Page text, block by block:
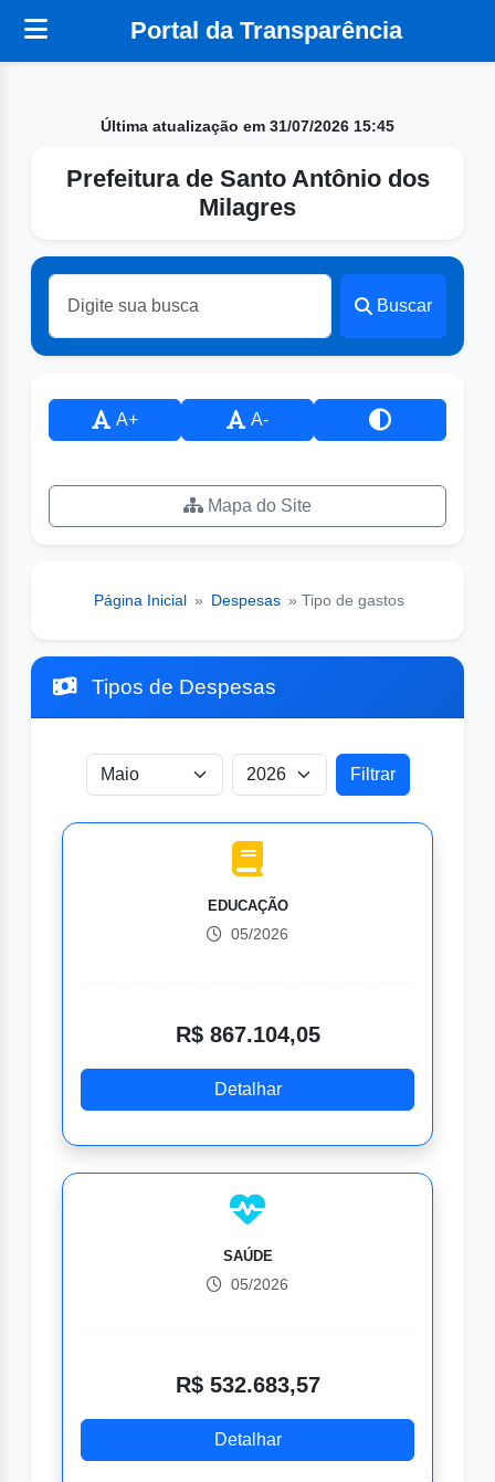
Portal da Transparência
Última atualização em 31/07/2026 15:45
Prefeitura de Santo Antônio dos
Milagres
Buscar
A+ A-
Mapa do Site
Página Inicial » Despesas » Tipo de gastos
Tipos de Despesas
EDUCAÇÃO
05/2026
R$ 867.104,05
Detalhar
SAÚDE
05/2026
R$ 532.683,57
Detalhar